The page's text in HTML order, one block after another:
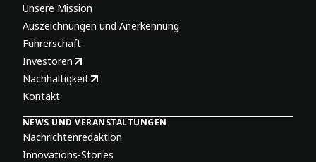
Unsere Mission
Auszeichnungen und Anerkennung
Führerschaft
Investoren
Nachhaltigkeit
Kontakt
NEWS UND VERANSTALTUNGEN
Nachrichtenredaktion
Innovations-Stories